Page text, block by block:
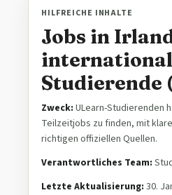
HILFREICHE INHALTE
Jobs in
Studierende
Zweck: ULearn-Studierenden
Teilzeitjobs zu finden, mit
richtigen offiziellen Quellen.
Verantwortliches Team:
Letzte Aktualisierung: 30.